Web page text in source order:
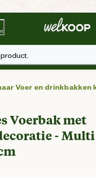
Beste WinkelketenTuin
Voer en drinkbakken
Voerbak met
- Multi